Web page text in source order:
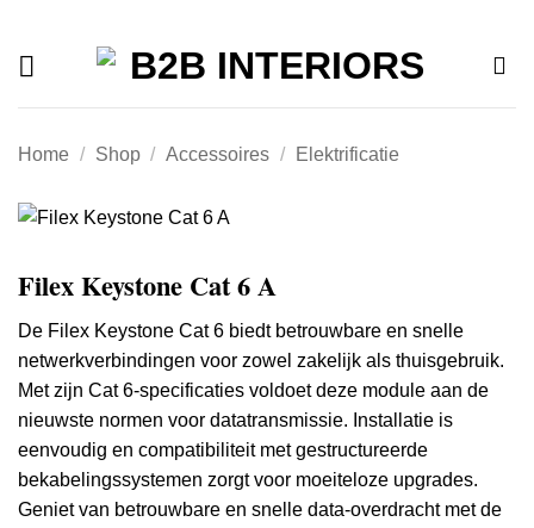
inhoud
Home / Shop / Accessoires / Elektrificatie
Filex Keystone Cat 6 A
De Filex Keystone Cat 6 biedt betrouwbare en snelle
netwerkverbindingen voor zowel zakelijk als thuisgebruik.
Met zijn Cat 6-specificaties voldoet deze module aan de
nieuwste normen voor datatransmissie. Installatie is
eenvoudig en compatibiliteit met gestructureerde
bekabelingssystemen zorgt voor moeiteloze upgrades.
Geniet van betrouwbare en snelle data-overdracht met de